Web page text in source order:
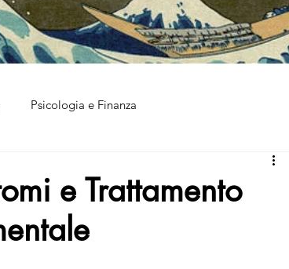
Psicologia e Finanza
e Trattamento